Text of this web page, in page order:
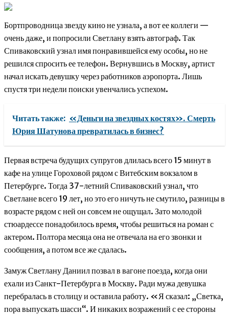
Бортпроводница звезду кино не узнала, а вот ее коллеги —
очень даже, и попросили Светлану взять автограф. Так
Спиваковский узнал имя понравившейся ему особы, но не
решился спросить ее телефон. Вернувшись в Москву, артист
начал искать девушку через работников аэропорта. Лишь
спустя три недели поиски увенчались успехом.
Читать также: «Деньги на звездных костях». Смерть
Юрия Шатунова превратилась в бизнес?
Первая встреча будущих супругов длилась всего 15 минут в
кафе на улице Гороховой рядом с Витебским вокзалом в
Петербурге. Тогда 37-летний Спиваковский узнал, что
Светлане всего 19 лет, но это его ничуть не смутило, разницы в
возрасте рядом с ней он совсем не ощущал. Зато молодой
стюардессе понадобилось время, чтобы решиться на роман с
актером. Полтора месяца она не отвечала на его звонки и
сообщения, а потом все же сдалась.
Замуж Светлану Даниил позвал в вагоне поезда, когда они
ехали из Санкт-Петербурга в Москву. Ради мужа девушка
перебралась в столицу и оставила работу. «Я сказал: „Светка,
пора выпускать шасси“. И никаких возражений с ее стороны